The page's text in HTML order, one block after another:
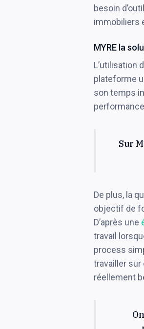
besoin
immobiliers
MYRE la
L’utilisation
plateforme
son temps
Sur
De plus, la
objectif de
D’après une
travail
process
travailler
réellement